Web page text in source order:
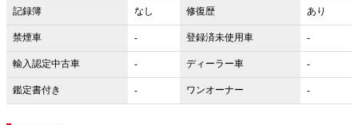
記録簿 なし 修復歴 あり
禁煙車 - 登録済未使用車 -
輸入認定中古車 - ディーラー車 -
鑑定書付き - ワンオーナー -